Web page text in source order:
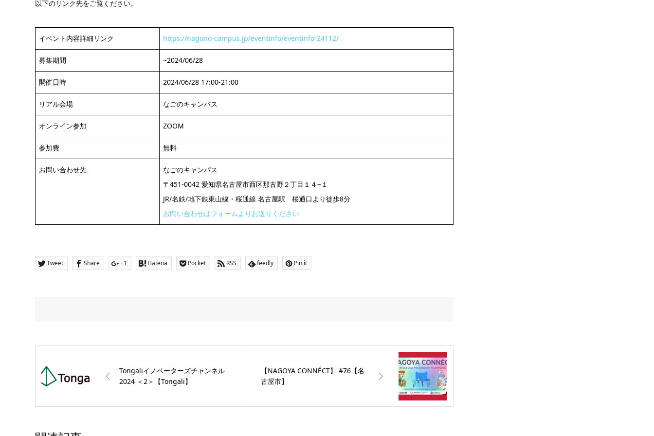
以下のリンク先をご覧ください。
イベント内容詳細リンク https://nagono-campus.jp/eventinfo/eventinfo-24112/
募集期間 ~2024/06/28
開催日時 2024/06/28 17:00-21:00
リアル会場 なごのキャンパス
オンライン参加 ZOOM
参加費 無料
お問い合わせ先
なごのキャンパス
〒451-0042 愛知県名古屋市西区那古野２丁目１４−１
JR/名鉄/地下鉄東山線・桜通線 名古屋駅 桜通口より徒歩8分
お問い合わせはフォームよりお送りください
Tweet Share +1 Hatena Pocket RSS feedly Pin it
Tongaliイノベーターズチャンネル
2024 ＜2＞【Tongali】
【NAGOYA CONNÉCT】 #76【名
古屋市】